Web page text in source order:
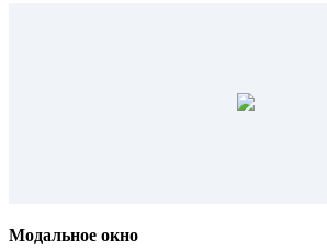
Модальное окно